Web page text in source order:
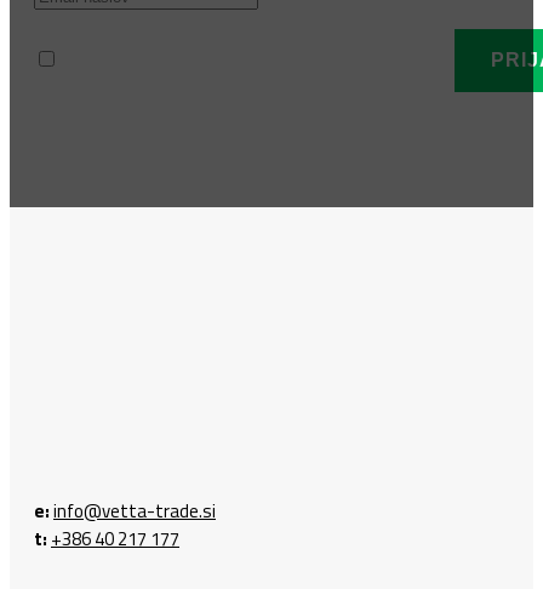
e:info@vetta-trade.si
t: +386 40 217 177